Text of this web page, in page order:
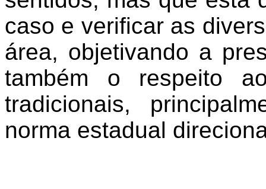
caso e verificar as
área, objetivando a
também o respeito
tradicionais,
norma estadual